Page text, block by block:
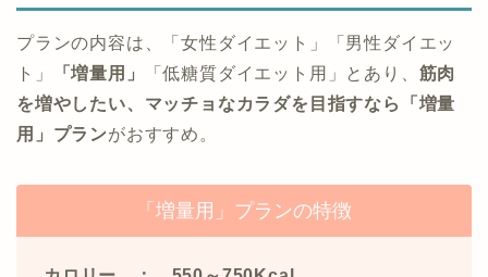
プランの内容は、「女性ダイエット」「男性ダイエッ
ト」
「増量用」 「低糖質ダイエット用」とあり、 筋肉
を増やしたい、マッチョなカラダを目指すなら「増量
用」プランがおすすめ。
「増量用」プランの特徴